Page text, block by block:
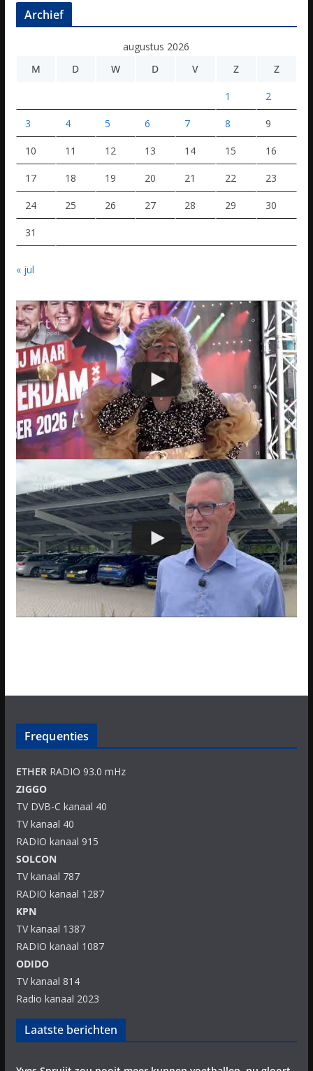
Archief
augustus 2026
M
D W D V Z Z
1 2
3 4 5 6 7 8 9
10 11 12 13 14 15 16
17 18 19 20 21 22 23
24 25 26 27 28 29 30
31
« jul
Frequenties
ETHERRADIO 93.0 mHz
ZIGGO
TV DVB-C kanaal 40
TV kanaal 40
RADIO kanaal 915
SOLCON
TV kanaal 787
RADIO kanaal 1287
KPN
TV kanaal 1387
RADIO kanaal 1087
ODIDO
TV kanaal 814
Radio kanaal 2023
Laatste berichten